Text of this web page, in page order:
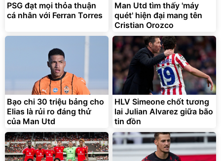
Bạt phủ xe ô tô cao cấp,
tráng nhôm 03 lớp
392.000đ
325.000 đ
Đã bán nhiều
Xe đạp điện trợ lực G-
Force C14 gấp gọn bỏ cốp
tiện lợi
9.900.000
7.092.000đ
Đang xem nhiều
G-FORCE VIETNA
PSG đạt mọi thỏa thuận
cá nhân với Ferran Torres
Man Utd tìm thấy 'máy
quét' hiện đại mang tên
Cristian Orozco
Bạo chi 30 triệu bảng cho
Elias là rủi ro đáng thử
của Man Utd
HLV Simeone chốt tương
lai Julian Alvarez giữa bão
tin đồn